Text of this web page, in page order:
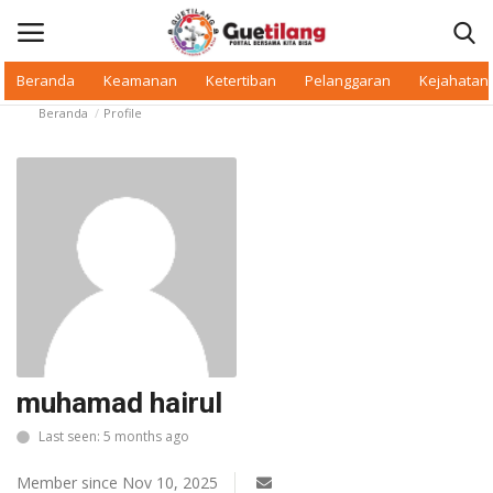
Beranda Keamanan Ketertiban Pelanggaran Kejahatan
Daerah
Makan Bergizi
Warkop Digital
Pelanggaran
Ketertiban
Beranda Profile
muhamad hairul
Last seen: 5 months ago
Member since Nov 10, 2025